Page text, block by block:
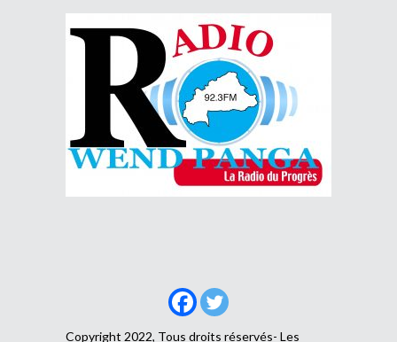
Copyright 2022, Tous droits réservés- Les